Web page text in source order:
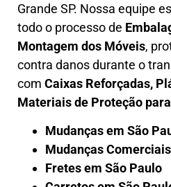
Grande SP. Nossa equipe
todo o processo de
Montagem dos Móveis,
contra danos durante o
com Caixas Reforçadas,
Materiais de Proteção
Mudanças em São
Mudanças Comerciais
Fretes em São Paulo